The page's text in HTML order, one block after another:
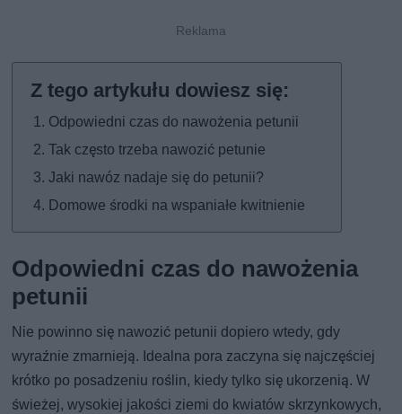
Odpowiedni czas do nawożenia petunii
Tak często trzeba nawozić petunie
Jaki nawóz nadaje się do petunii?
Domowe środki na wspaniałe kwitnienie
Odpowiedni czas do nawożenia
petunii
Nie powinno się nawozić petunii dopiero wtedy, gdy
wyraźnie zmarnieją. Idealna pora zaczyna się najczęściej
krótko po posadzeniu roślin, kiedy tylko się ukorzenią. W
świeżej, wysokiej jakości ziemi do kwiatów skrzynkowych,